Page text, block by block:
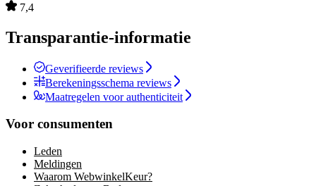
7,4
Transparantie-informatie
Geverifieerde reviews
Berekeningsschema reviews
Maatregelen voor authenticiteit
Voor consumenten
Leden
Meldingen
Waarom WebwinkelKeur?